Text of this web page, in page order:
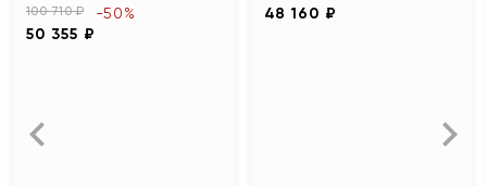
100 710 ₽
50 355 ₽
-50% 48 160 ₽